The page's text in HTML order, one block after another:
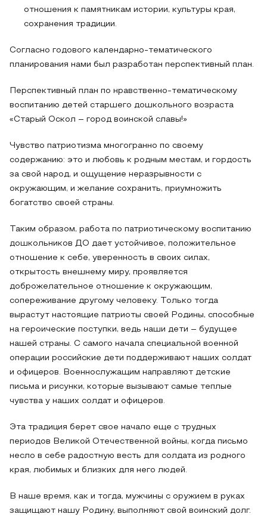
отношения к памятникам истории, культуры края,
сохранения традиции.
Согласно годового календарно-тематического
планирования нами был разработан перспективный план.
Перспективный план по нравственно-тематическому
воспитанию детей старшего дошкольного возраста
«Старый Оскол – город воинской славы!»
Чувство патриотизма многогранно по своему
содержанию: это и любовь к родным местам, и гордость
за свой народ, и ощущение неразрывности с
окружающим, и желание сохранить, приумножить
богатство своей страны.
Таким образом, работа по патриотическому воспитанию
дошкольников ДО дает устойчивое, положительное
отношение к себе, уверенность в своих силах,
открытость внешнему миру, проявляется
доброжелательное отношение к окружающим,
сопереживание другому человеку. Только тогда
вырастут настоящие патриоты своей Родины, способные
на героические поступки, ведь наши дети – будущее
нашей страны. С самого начала специальной военной
операции российские дети поддерживают наших солдат
и офицеров. Военнослужащим направляют детские
письма и рисунки, которые вызывают самые теплые
чувства у наших солдат и офицеров.
Эта традиция берет свое начало еще с трудных
периодов Великой Отечественной войны, когда письмо
несло в себе радостную весть для солдата из родного
края, любимых и близких для него людей.
В наше время, как и тогда, мужчины с оружием в руках
защищают нашу Родину, выполняют свой воинский долг.